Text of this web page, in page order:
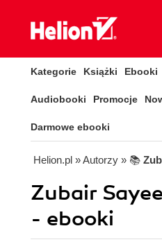
Kategorie Książki Ebooki
Audiobooki Promocje
Darmowe ebooki
Helion.pl » Autorzy » 📚
Zubair
- ebooki